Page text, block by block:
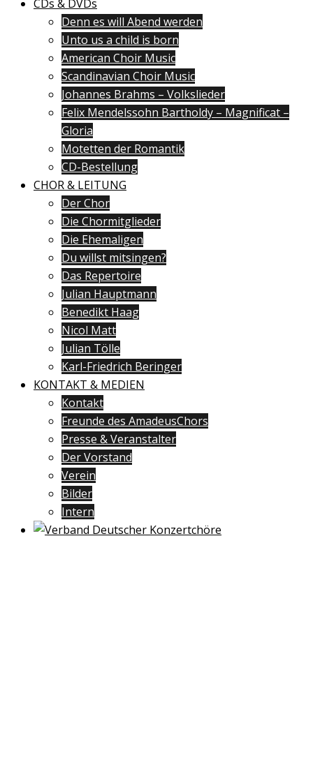
CDs & DVDs
Denn es will Abend werden
Unto us a child is born
American Choir Music
Scandinavian Choir Music
Johannes Brahms – Volkslieder
Felix Mendelssohn Bartholdy – Magnificat –
Gloria
Motetten der Romantik
CD-Bestellung
CHOR & LEITUNG
Der Chor
Die Chormitglieder
Die Ehemaligen
Du willst mitsingen?
Das Repertoire
Julian Hauptmann
Benedikt Haag
Nicol Matt
Julian Tölle
Karl-Friedrich Beringer
KONTAKT & MEDIEN
Kontakt
Freunde des AmadeusChors
Presse & Veranstalter
Der Vorstand
Verein
Bilder
Intern